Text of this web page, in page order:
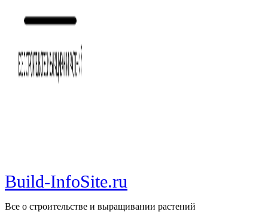
Build-InfoSite.ru
Все о строительстве и выращивании растений